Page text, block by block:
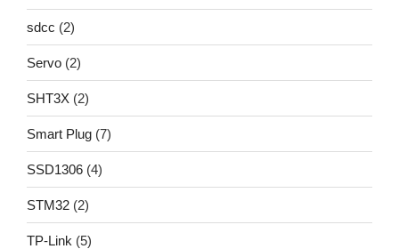
sdcc (2)
Servo (2)
SHT3X (2)
Smart Plug (7)
SSD1306 (4)
STM32 (2)
TP-Link (5)